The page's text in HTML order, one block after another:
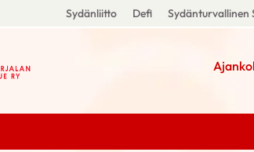
Sydänliitto Defi Sydänturvallinen